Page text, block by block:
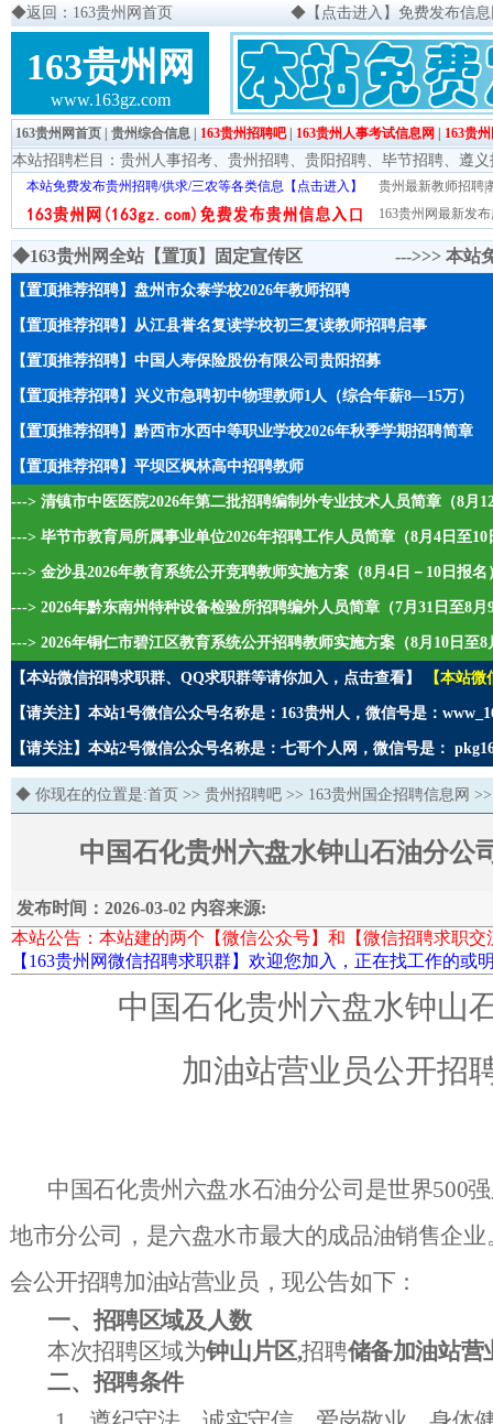
◆返回：163贵州网首页 ◆ 【点击进入】免费发布信
163贵州网
www.163gz.com
163贵州网首页 贵州综合信息 163贵州招聘吧| 163贵州人事考试信息网 163贵
本站招聘栏目： 贵州人事招考、 贵州招聘、 贵阳招聘、 毕节招聘、 遵义
本站免费发布贵州招聘/供求/三农等各类信息【点击进入】
贵州最新教师招聘|
163贵州网最新发
◆163贵州网全站【置顶】固定宣传区 --->>> 本站
【置顶推荐招聘】盘州市众泰学校2026年教师招聘
【置顶推荐招聘】从江县誉名复读学校初三复读教师招聘启事
【置顶推荐招聘】中国人寿保险股份有限公司贵阳招募
【置顶推荐招聘】兴义市急聘初中物理教师1人（综合年薪8—15万）
【置顶推荐招聘】黔西市水西中等职业学校2026年秋季学期招聘简章
【置顶推荐招聘】平坝区枫林高中招聘教师
---> 清镇市中医医院2026年第二批招聘编制外专业技术人员简章（8月
---> 毕节市教育局所属事业单位2026年招聘工作人员简章（8月4日至10
---> 金沙县2026年教育系统公开竞聘教师实施方案（8月4日－10日报名
---> 2026年黔东南州特种设备检验所招聘编外人员简章（7月31日至8月
---> 2026年铜仁市碧江区教育系统公开招聘教师实施方案（8月10日至8
【本站微信招聘求职群、QQ求职群等请你加入，点击查看】 【本站
【请关注】本站1号微信公众号名称是：163贵州人，微信号是：
【请关注】本站2号微信公众号名称是：七哥个人网，微信号是：
◆ 你现在的位置是:首页 >> 贵州招聘吧 >> 163贵州国企招聘信息网
中国石化贵州六盘水钟山石油分公
发布时间：2026-03-02 内容来源:
本站公告：本站建的两个【微信公众号】和【微信招聘求职
【163贵州网微信招聘求职群】欢迎您加入，正在找工作的
中国石化贵州六盘水钟山
加油站营业员公开招
中国石化贵州六盘水石油分公司是世界500
地市分公司，是六盘水市最大的成品油销售企
会公开招聘加油站营业员，现公告如下：
一、招聘区域及人数
本次招聘区域为钟山片区,招聘储备加油站营
二、招聘条件